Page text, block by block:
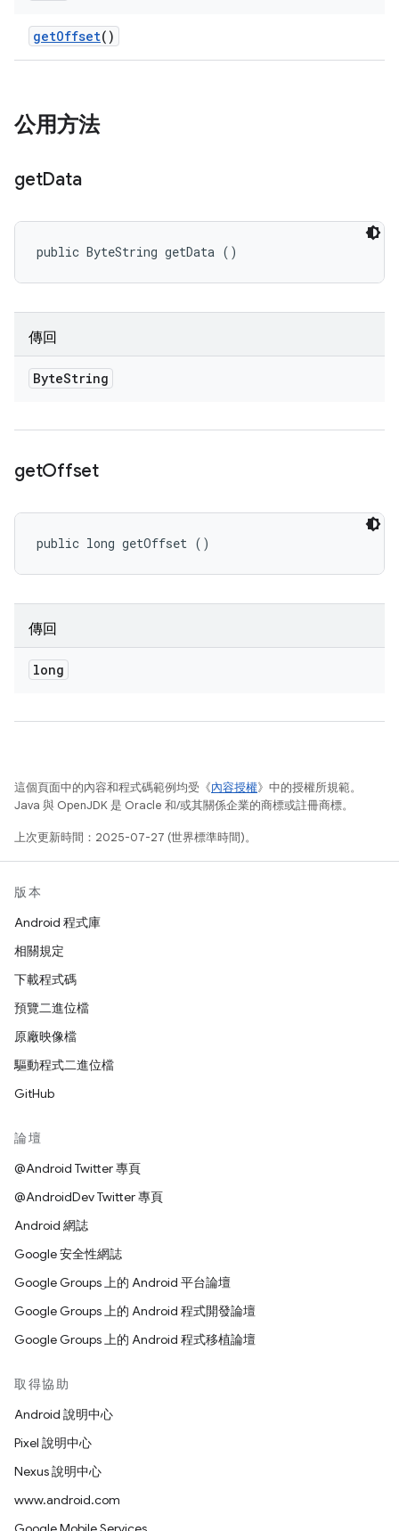
getOffset()
公用方法
getData
public ByteString getData ()
傳回
ByteString
getOffset
public long getOffset ()
傳回
long
這個頁面中的內容和程式碼範例均受《內容授權》中的授權所規範。
Java 與 OpenJDK 是 Oracle 和/或其關係企業的商標或註冊商標。
上次更新時間：2025-07-27 (世界標準時間)。
版本
Android 程式庫
相關規定
下載程式碼
預覽二進位檔
原廠映像檔
驅動程式二進位檔
GitHub
論壇
@Android Twitter 專頁
@AndroidDev Twitter 專頁
Android 網誌
Google 安全性網誌
Google Groups 上的 Android 平台論壇
Google Groups 上的 Android 程式開發論壇
Google Groups 上的 Android 程式移植論壇
取得協助
Android 說明中心
Pixel 說明中心
Nexus 說明中心
www.android.com